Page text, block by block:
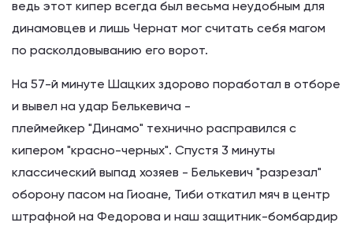
ведь этот кипер всегда был весьма неудобным для
динамовцев и лишь Чернат мог считать себя магом
по расколдовыванию его ворот.
На 57-й минуте Шацких здорово поработал в отборе
и вывел на удар Белькевича -
плеймейкер "Динамо" технично расправился с
кипером "красно-черных". Спустя 3 минуты
классический выпад хозяев - Белькевич "разрезал"
оборону пасом на Гиоане, Тиби откатил мяч в центр
штрафной на Федорова и наш защитник-бомбардир